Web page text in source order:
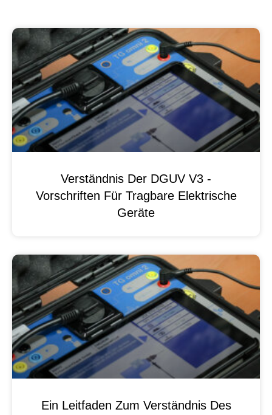
Verständnis Der DGUV V3 -
Vorschriften Für Tragbare Elektrische
Geräte
Ein Leitfaden Zum Verständnis Des